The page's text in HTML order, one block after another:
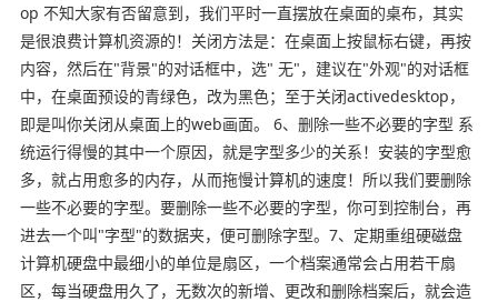
op 不知大家有否留意到，我们平时一直摆放在桌面的桌布，其实
是很浪费计算机资源的！关闭方法是：在桌面上按鼠标右键，再按
内容，然后在"背景"的对话框中，选" 无"，建议在"外观"的对话框
中，在桌面预设的青绿色，改为黑色；至于关闭activedesktop，
即是叫你关闭从桌面上的web画面。 6、删除一些不必要的字型 系
统运行得慢的其中一个原因，就是字型多少的关系！安装的字型愈
多，就占用愈多的内存，从而拖慢计算机的速度！所以我们要删除
一些不必要的字型。要删除一些不必要的字型，你可到控制台，再
进去一个叫"字型"的数据夹，便可删除字型。7、定期重组硬磁盘
计算机硬盘中最细小的单位是扇区，一个档案通常会占用若干扇
区，每当硬盘用久了，无数次的新增、更改和删除档案后，就会造